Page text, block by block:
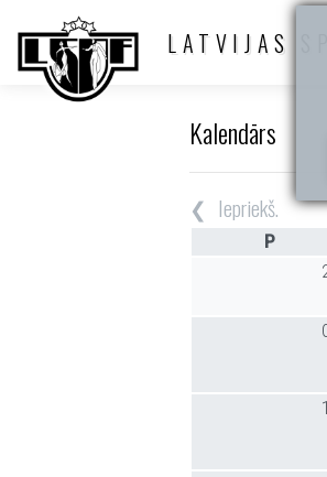
LATVIJAS
Kalendārs
Iepriekš.
P